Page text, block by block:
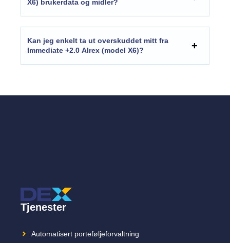
X6) brukerdata og midler?
Kan jeg enkelt ta ut overskuddet mitt fra
Immediate +2.0 Alrex (model X6)?
Tjenester
Automatisert porteføljeforvaltning